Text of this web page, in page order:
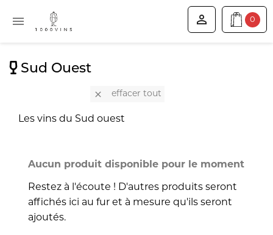
 0

Sud Ouest
 effacer tout
Les vins du Sud ouest
Aucun produit disponible pour le moment
Restez à l'écoute ! D'autres produits seront
affichés ici au fur et à mesure qu'ils seront
ajoutés.